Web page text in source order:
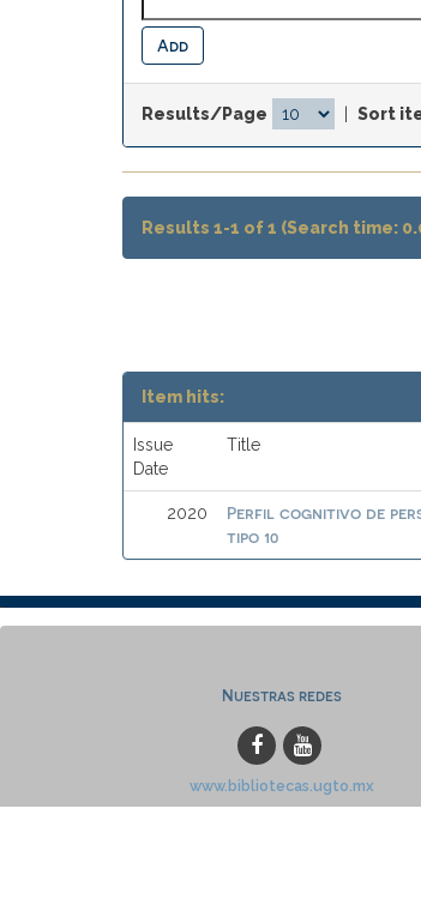
Results/Page Sort
Results 1-1 of 1 (Search time:
Item hits:
Issue
Date
Title
2020
Perfil cognitivo de
tipo 10
Nuestras redes
www.bibliotecas.ugto.mx